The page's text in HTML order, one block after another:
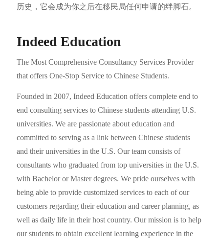
历史，它会成为你之后在移民局任何申请的绊脚石。
Indeed Education
The Most Comprehensive Consultancy Services Provider
that offers One-Stop Service to Chinese Students.
Founded in 2007, Indeed Education offers complete end to
end consulting services to Chinese students attending U.S.
universities. We are passionate about education and
committed to serving as a link between Chinese students
and their universities in the U.S. Our team consists of
consultants who graduated from top universities in the U.S.
with Bachelor or Master degrees. We pride ourselves with
being able to provide customized services to each of our
customers regarding their education and career planning, as
well as daily life in their host country. Our mission is to help
our students to obtain excellent learning experience in the